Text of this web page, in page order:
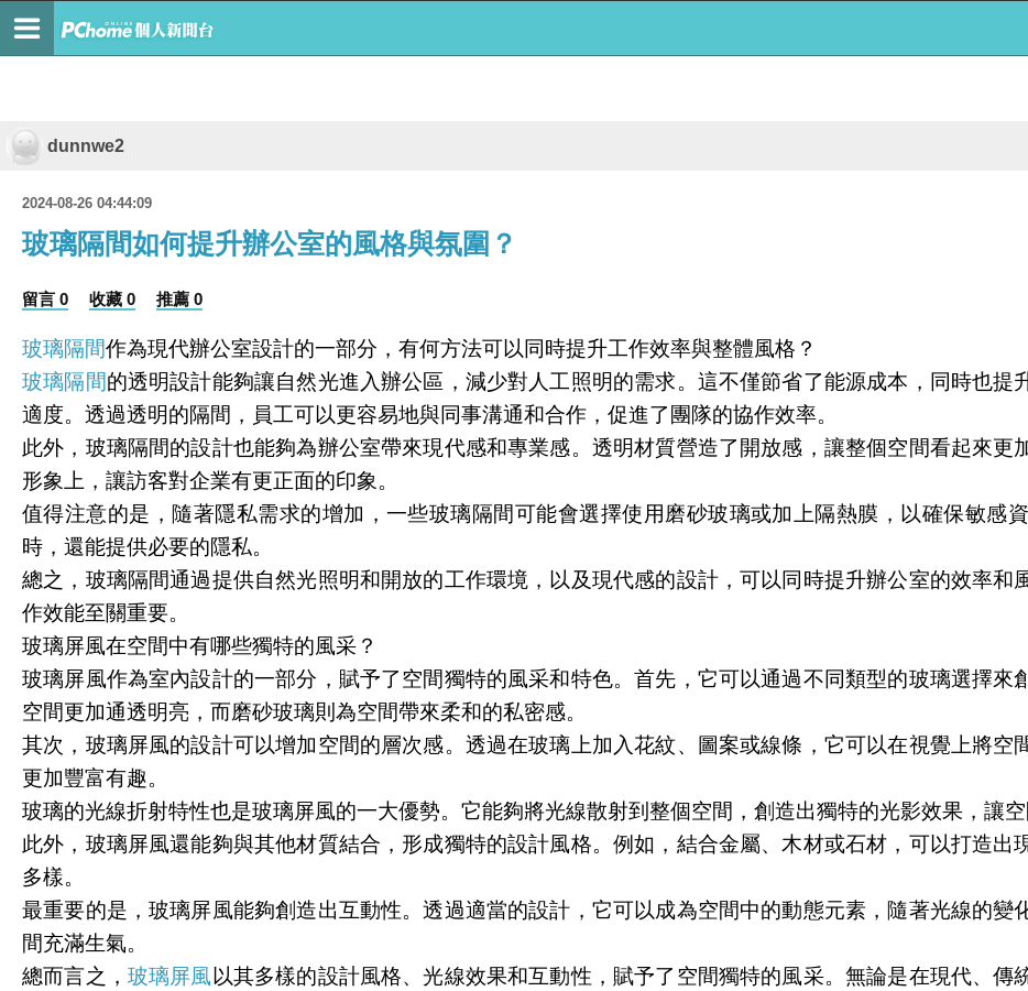
dunnwe2
2024-08-26 04:44:09
玻璃隔間如何提升辦公室的風格與氛圍？
留言 0 收藏 0 推薦 0
玻璃隔間作為現代辦公室設計的一部分，有何方法可以同時提升工作效率與整體風格？
玻璃隔間的透明設計能夠讓自然光進入辦公區，減少對人工照明的需求。這不僅節省了能源成本，同時也
適度。透過透明的隔間，員工可以更容易地與同事溝通和合作，促進了團隊的協作效率。
此外，玻璃隔間的設計也能夠為辦公室帶來現代感和專業感。透明材質營造了開放感，讓整個空間看起來
形象上，讓訪客對企業有更正面的印象。
值得注意的是，隨著隱私需求的增加，一些玻璃隔間可能會選擇使用磨砂玻璃或加上隔熱膜，以確保敏感
時，還能提供必要的隱私。
總之，玻璃隔間通過提供自然光照明和開放的工作環境，以及現代感的設計，可以同時提升辦公室的效率和
作效能至關重要。
玻璃屏風在空間中有哪些獨特的風采？
玻璃屏風作為室內設計的一部分，賦予了空間獨特的風采和特色。首先，它可以通過不同類型的玻璃選擇來
空間更加通透明亮，而磨砂玻璃則為空間帶來柔和的私密感。
其次，玻璃屏風的設計可以增加空間的層次感。透過在玻璃上加入花紋、圖案或線條，它可以在視覺上將空
更加豐富有趣。
玻璃的光線折射特性也是玻璃屏風的一大優勢。它能夠將光線散射到整個空間，創造出獨特的光影效果，讓
此外，玻璃屏風還能夠與其他材質結合，形成獨特的設計風格。例如，結合金屬、木材或石材，可以打造出
多樣。
最重要的是，玻璃屏風能夠創造出互動性。透過適當的設計，它可以成為空間中的動態元素，隨著光線的變
間充滿生氣。
總而言之， 玻璃屏風 以其多樣的設計風格、光線效果和互動性，賦予了空間獨特的風采。無論是在現代、